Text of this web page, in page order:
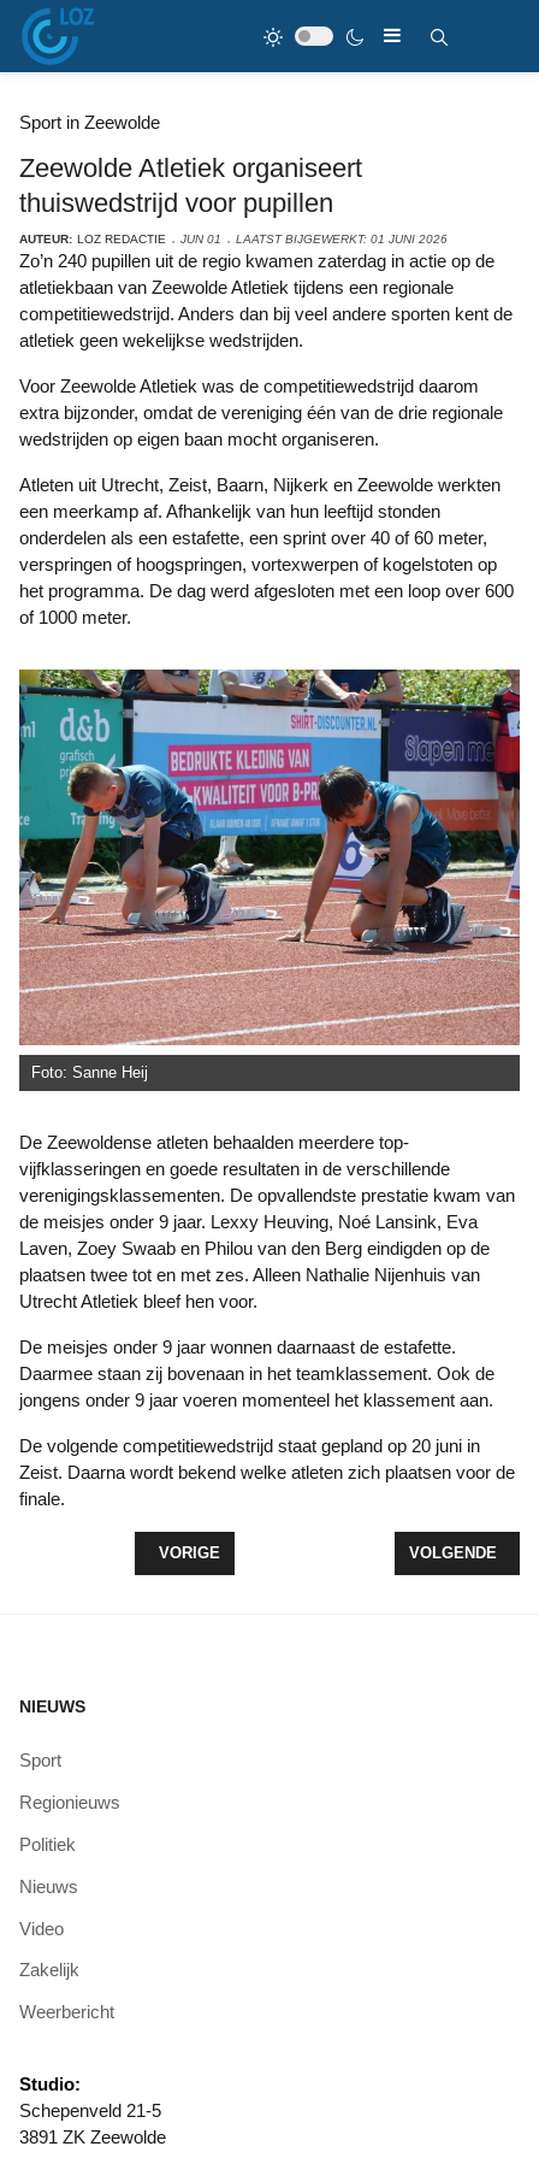
Sport in Zeewolde
Zeewolde Atletiek organiseert
thuiswedstrijd voor pupillen
AUTEUR: LOZ REDACTIE JUN 01 LAATST BIJGEWERKT: 01 JUNI 2026
Zo’n 240 pupillen uit de regio kwamen zaterdag in actie op de
atletiekbaan van Zeewolde Atletiek tijdens een regionale
competitiewedstrijd. Anders dan bij veel andere sporten kent de
atletiek geen wekelijkse wedstrijden.
Voor Zeewolde Atletiek was de competitiewedstrijd daarom
extra bijzonder, omdat de vereniging één van de drie regionale
wedstrijden op eigen baan mocht organiseren.
Atleten uit Utrecht, Zeist, Baarn, Nijkerk en Zeewolde werkten
een meerkamp af. Afhankelijk van hun leeftijd stonden
onderdelen als een estafette, een sprint over 40 of 60 meter,
verspringen of hoogspringen, vortexwerpen of kogelstoten op
het programma. De dag werd afgesloten met een loop over 600
of 1000 meter.
Foto: Sanne Heij
De Zeewoldense atleten behaalden meerdere top-
vijfklasseringen en goede resultaten in de verschillende
verenigingsklassementen. De opvallendste prestatie kwam van
de meisjes onder 9 jaar. Lexxy Heuving, Noé Lansink, Eva
Laven, Zoey Swaab en Philou van den Berg eindigden op de
plaatsen twee tot en met zes. Alleen Nathalie Nijenhuis van
Utrecht Atletiek bleef hen voor.
De meisjes onder 9 jaar wonnen daarnaast de estafette.
Daarmee staan zij bovenaan in het teamklassement. Ook de
jongens onder 9 jaar voeren momenteel het klassement aan.
De volgende competitiewedstrijd staat gepland op 20 juni in
Zeist. Daarna wordt bekend welke atleten zich plaatsen voor de
finale.
VORIG ARTIKEL: DRIE KEER GOUD VOOR
VORIGE VOLGENDE
VOLGENDE
NIEUWS
Sport
Regionieuws
Politiek
Nieuws
Video
Zakelijk
Weerbericht
Studio:
Schepenveld 21-5
3891 ZK Zeewolde